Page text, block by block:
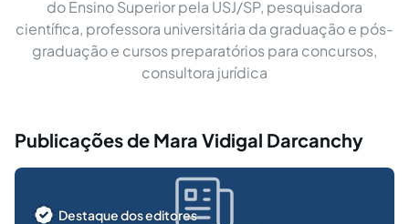
do Ensino Superior pela USJ/SP, pesquisadora
científica, professora universitária da graduação e pós-
graduação e cursos preparatórios para concursos,
consultora jurídica
Publicações de Mara Vidigal Darcanchy
Destaque dos editores